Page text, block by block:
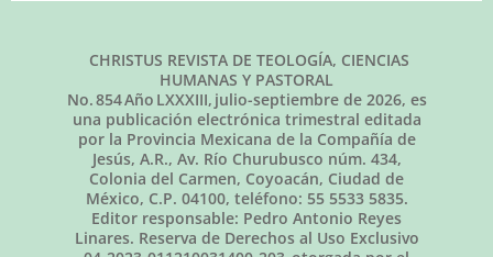
CHRISTUS REVISTA DE TEOLOGÍA, CIENCIAS
HUMANAS Y PASTORAL
No.854Año LXXXIII, julio-septiembre de 2026, es
una publicación electrónica trimestral editada
por la Provincia Mexicana de la Compañía de
Jesús, A.R., Av. Río Churubusco núm. 434,
Colonia del Carmen, Coyoacán, Ciudad de
México, C.P. 04100, teléfono: 55 5533 5835.
Editor responsable: Pedro Antonio Reyes
Linares. Reserva de Derechos al Uso Exclusivo